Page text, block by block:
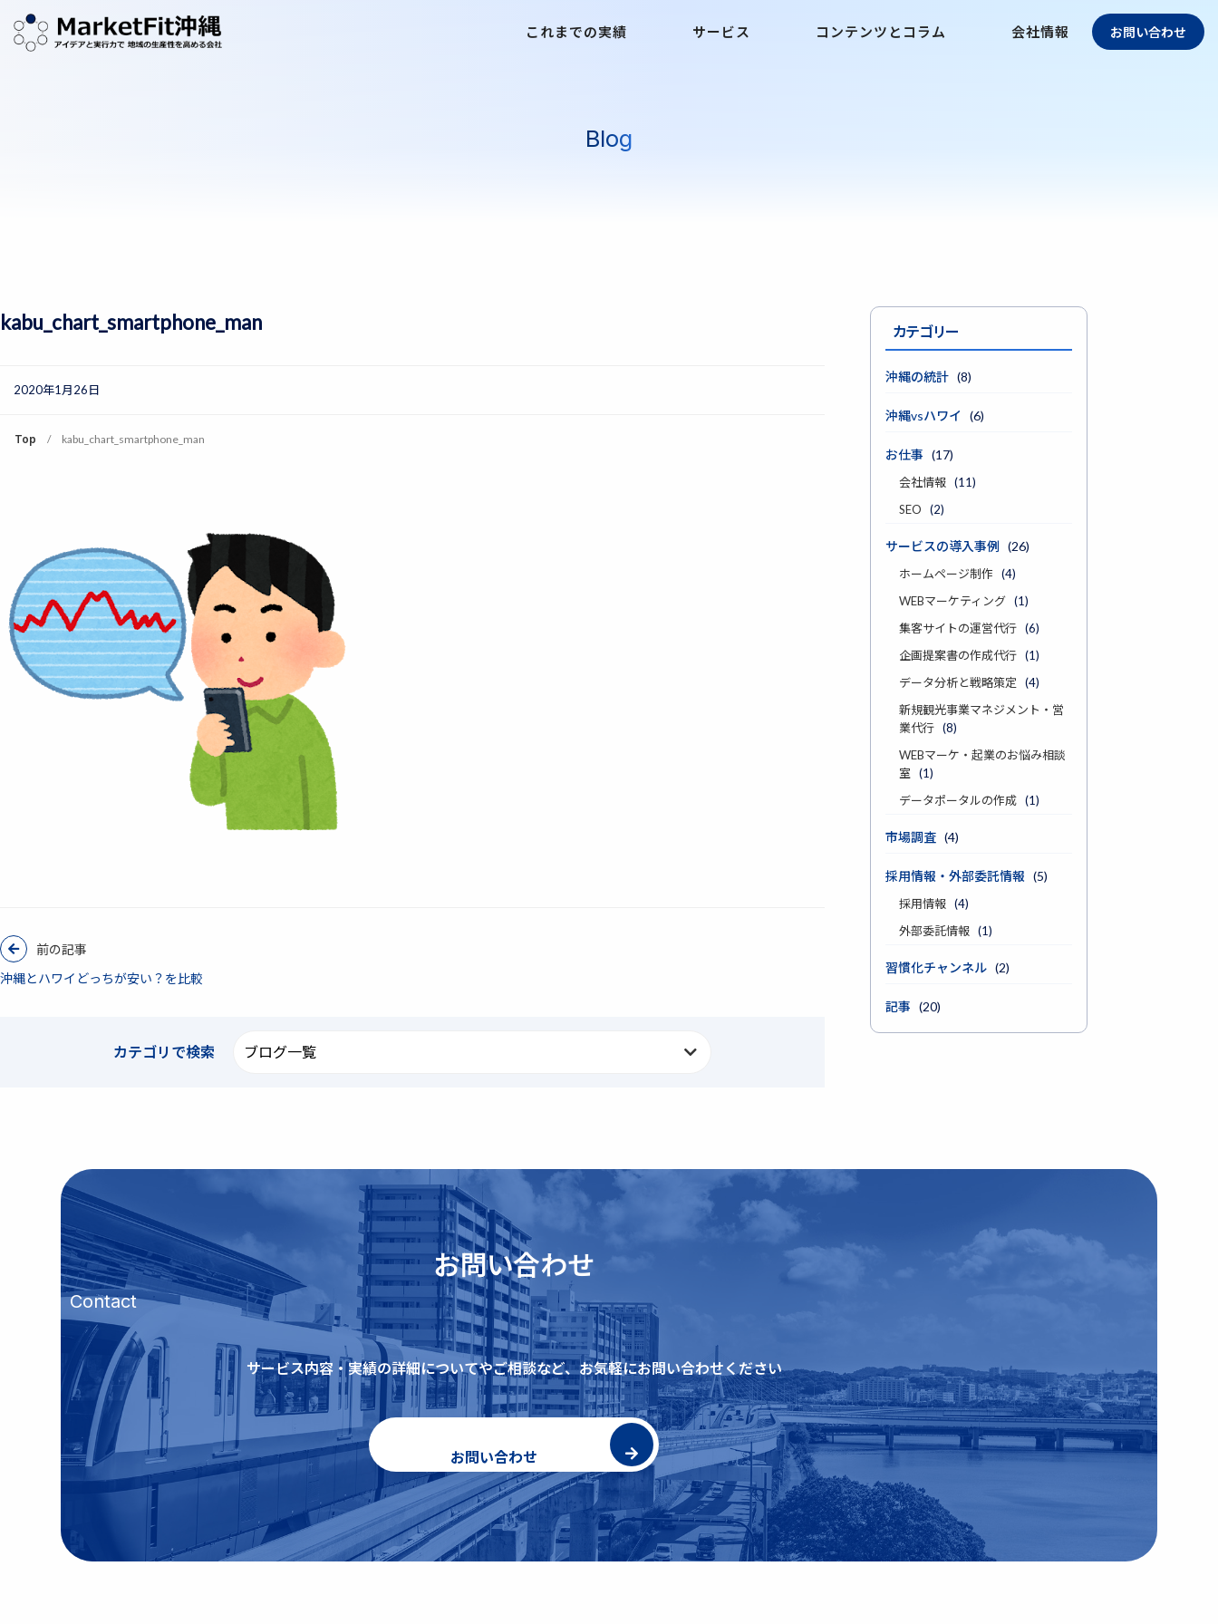
これまでの実績 サービス コンテンツとコラム 会社情報 お問い合わせ
Blog
kabu_chart_smartphone_man
2020年1月26日
Top kabu_chart_smartphone_man
前の記事
沖縄とハワイどっちが安い？を比較
カテゴリで検索
カテゴリー
沖縄の統計 (8)
沖縄vsハワイ (6)
お仕事 (17)
会社情報 (11)
SEO
(2)
サービスの導入事例 (26)
ホームページ制作
(4)
WEBマーケティング (1)
集客サイトの運営代行 (6)
企画提案書の作成代行 (1)
データ分析と戦略策定
(4)
新規観光事業マネジメント・営
業代行 (8)
WEBマーケ・起業のお悩み相談
室
(1)
データポータルの作成 (1)
市場調査 (4)
採用情報・外部委託情報 (5)
採用情報 (4)
外部委託情報 (1)
習慣化チャンネル (2)
記事 (20)
お問い合わせ
Contact
サービス内容・実績の詳細についてやご相談など、お気軽にお問い合わせください
お問い合わせ